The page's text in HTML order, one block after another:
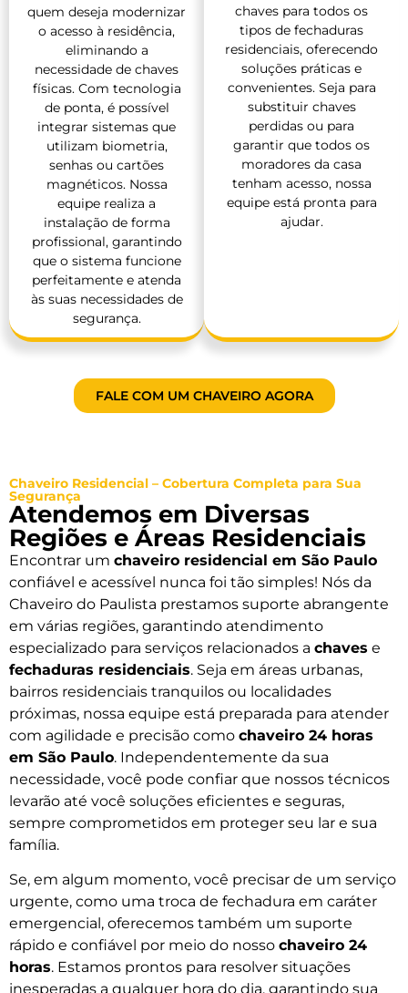
quem deseja modernizar
o acesso à residência,
eliminando a
necessidade de chaves
físicas. Com tecnologia
de ponta, é possível
integrar sistemas que
utilizam biometria,
senhas ou cartões
magnéticos. Nossa
equipe realiza a
instalação de forma
profissional, garantindo
que o sistema funcione
perfeitamente e atenda
às suas necessidades de
segurança.
chaves para todos os
tipos de fechaduras
residenciais, oferecendo
soluções práticas e
convenientes. Seja para
substituir chaves
perdidas ou para
garantir que todos os
moradores da casa
tenham acesso, nossa
equipe está pronta para
ajudar.
FALE COM UM CHAVEIRO AGORA
Chaveiro Residencial – Cobertura Completa para Sua
Segurança
Atendemos em Diversas
Regiões e Áreas Residenciais
Encontrar um chaveiro residencial em São Paulo
confiável e acessível nunca foi tão simples! Nós da
Chaveiro do Paulista prestamos suporte abrangente
em várias regiões, garantindo atendimento
especializado para serviços relacionados a chaves e
fechaduras residenciais. Seja em áreas urbanas,
bairros residenciais tranquilos ou localidades
próximas, nossa equipe está preparada para atender
com agilidade e precisão como chaveiro 24 horas
em São Paulo. Independentemente da sua
necessidade, você pode confiar que nossos técnicos
levarão até você soluções eficientes e seguras,
sempre comprometidos em proteger seu lar e sua
família.
Se, em algum momento, você precisar de um serviço
urgente, como uma troca de fechadura em caráter
emergencial, oferecemos também um suporte
rápido e confiável por meio do nosso chaveiro 24
horas. Estamos prontos para resolver situações
inesperadas a qualquer hora do dia, garantindo sua